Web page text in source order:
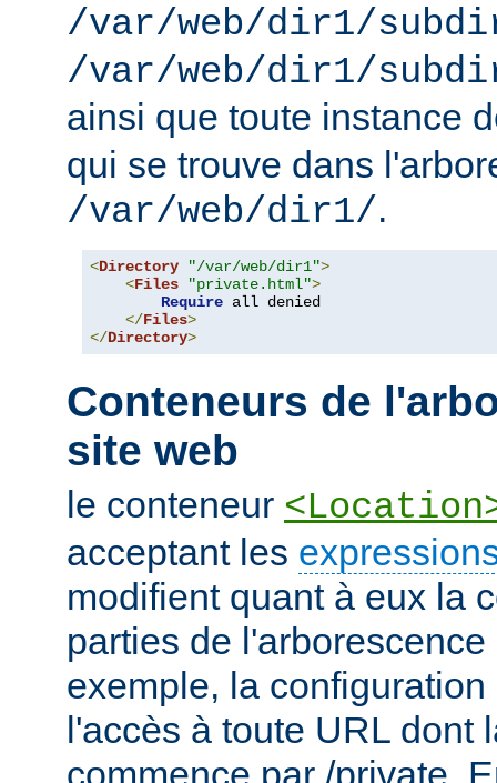
/var/web/dir1/
/var/web/dir1/
ainsi que toute instance
qui se trouve dans
/var/web/dir1/.
<Directory "/var/web/dir1">
<Files "private.html">
Require all denied
</Files>
</Directory>
Conteneurs de
site web
le conteneur
acceptant les
modifient quant à eux la
parties de
exemple, la
l'accès à toute URL dont